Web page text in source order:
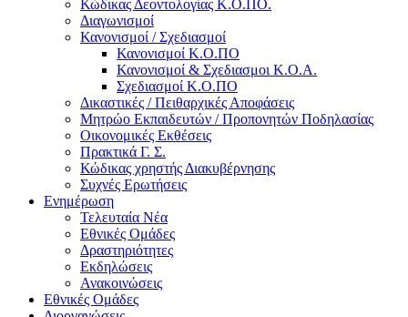
Κώδικας Δεοντολογίας Κ.Ο.ΠΟ.
Διαγωνισμοί
Κανονισμοί / Σχεδιασμοί
Κανονισμοί Κ.Ο.ΠΟ
Κανονισμοί & Σχεδιασμοι Κ.Ο.Α.
Σχεδιασμοί Κ.Ο.ΠΟ
Δικαστικές / Πειθαρχικές Αποφάσεις
Μητρώο Εκπαιδευτών / Προπονητών Ποδηλασίας
Οικονομικές Εκθέσεις
Πρακτικά Γ. Σ.
Κώδικας χρηστής Διακυβέρνησης
Συχνές Ερωτήσεις
Ενημέρωση
Τελευταία Νέα
Εθνικές Ομάδες
Δραστηριότητες
Εκδηλώσεις
Ανακοινώσεις
Εθνικές Ομάδες